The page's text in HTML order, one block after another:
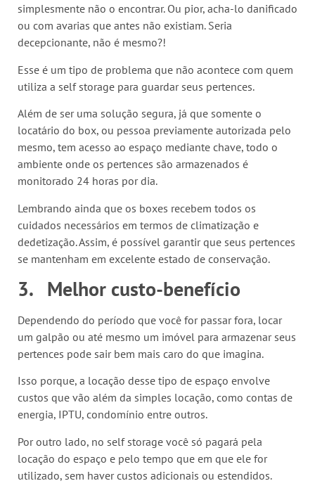
simplesmente não o encontrar. Ou pior, acha-lo danificado
ou com avarias que antes não existiam. Seria
decepcionante, não é mesmo?!
Esse é um tipo de problema que não acontece com quem
utiliza a self storage para guardar seus pertences.
Além de ser uma solução segura, já que somente o
locatário do box, ou pessoa previamente autorizada pelo
mesmo, tem acesso ao espaço mediante chave, todo o
ambiente onde os pertences são armazenados é
monitorado 24 horas por dia.
Lembrando ainda que os boxes recebem todos os
cuidados necessários em termos de climatização e
dedetização. Assim, é possível garantir que seus pertences
se mantenham em excelente estado de conservação.
3. Melhor custo-benefício
Dependendo do período que você for passar fora, locar
um galpão ou até mesmo um imóvel para armazenar seus
pertences pode sair bem mais caro do que imagina.
Isso porque, a locação desse tipo de espaço envolve
custos que vão além da simples locação, como contas de
energia, IPTU, condomínio entre outros.
Por outro lado, no self storage você só pagará pela
locação do espaço e pelo tempo que em que ele for
utilizado, sem haver custos adicionais ou estendidos.